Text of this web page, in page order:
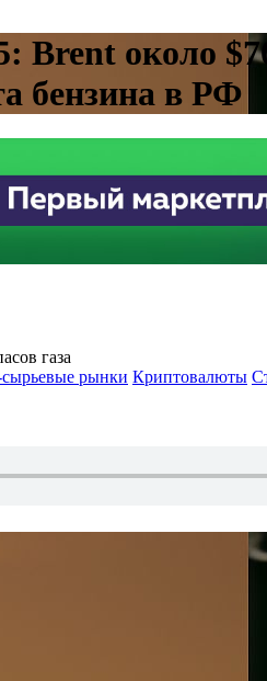
Brent около
бензина в РФ
газа
рынки Криптовалюты